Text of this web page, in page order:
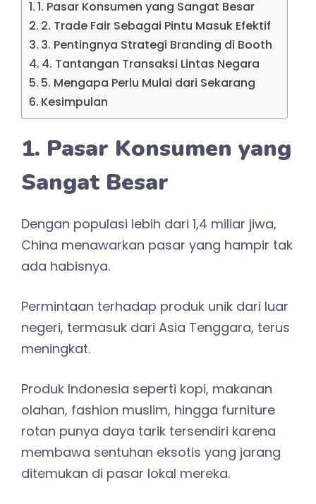
1. Pasar Konsumen yang Sangat Besar
2. Trade Fair Sebagai Pintu Masuk Efektif
3. Pentingnya Strategi Branding di Booth
4. Tantangan Transaksi Lintas Negara
5. Mengapa Perlu Mulai dari Sekarang
Kesimpulan
1. Pasar Konsumen yang
Sangat Besar
Dengan populasi lebih dari 1,4 miliar jiwa,
China menawarkan pasar yang hampir tak
ada habisnya.
Permintaan terhadap produk unik dari luar
negeri, termasuk dari Asia Tenggara, terus
meningkat.
Produk Indonesia seperti kopi, makanan
olahan, fashion muslim, hingga furniture
rotan punya daya tarik tersendiri karena
membawa sentuhan eksotis yang jarang
ditemukan di pasar lokal mereka.